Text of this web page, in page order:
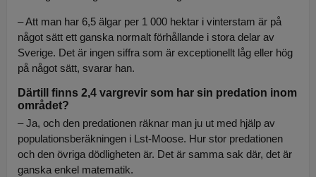
– Att man har 6,5 älgar per 1 000 hektar i vinterstam är på
något sätt ett ganska normalt förhållande i stora delar av
Sverige. Det är ingen siffra som är exceptionellt låg eller hög
på något sätt, svarar han.
Därtill finns 2,4 vargrevir som har sin predation inom
området?
– Ja, och den predationen räknar man ju ut med hjälp av
populationsberäkningen i Lst-Moose. Hur stor predationen
och den övriga dödligheten är. Det är samma sak där, det är
ganska enkel matematik.